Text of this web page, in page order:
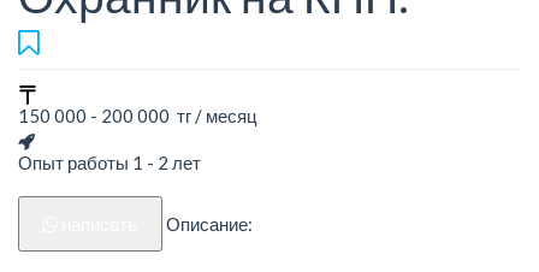
150 000 - 200 000 тг / месяц
Опыт работы 1 - 2 лет
Описание: